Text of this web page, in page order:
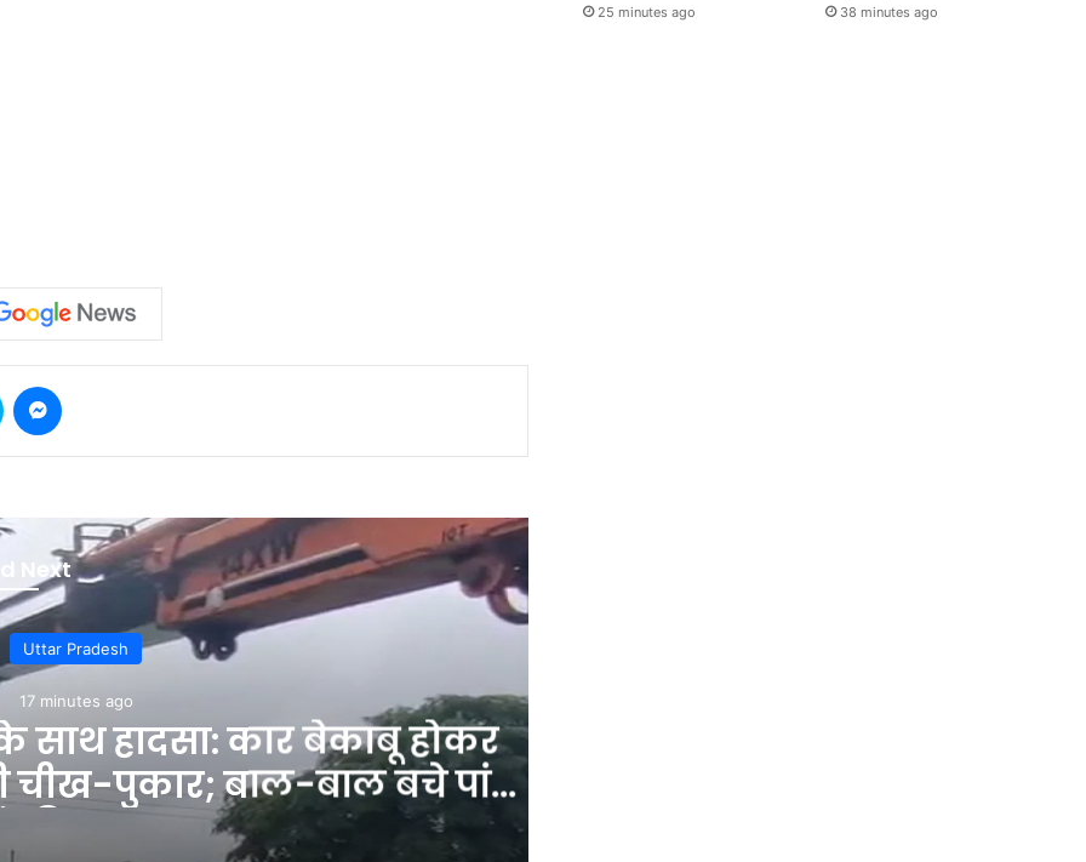
Next
Pradesh
ago
हादसा: कार बेकाबू होकर
पुकार; बाल-बाल बचे पांच
– INA
25 minutes ago 38 minutes ago